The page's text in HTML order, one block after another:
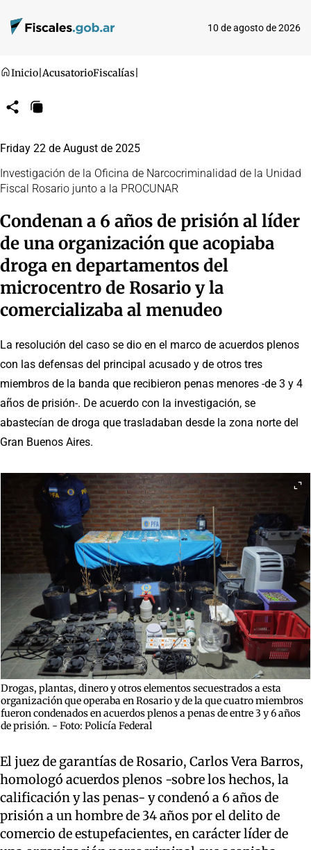
10 de agosto de 2026
Inicio AcusatorioFiscalías
CompartirCopiar
Friday 22 de August de 2025
Investigación de la Oficina de Narcocriminalidad de la Unidad
Fiscal Rosario junto a la PROCUNAR
Condenan a 6 años de prisión al líder
de una organización que acopiaba
droga en departamentos del
microcentro de Rosario y la
comercializaba al menudeo
La resolución del caso se dio en el marco de acuerdos plenos
con las defensas del principal acusado y de otros tres
miembros de la banda que recibieron penas menores -de 3 y 4
años de prisión-. De acuerdo con la investigación, se
abastecían de droga que trasladaban desde la zona norte del
Gran Buenos Aires.
Drogas, plantas, dinero y otros elementos secuestrados a esta
organización que operaba en Rosario y de la que cuatro miembros
fueron condenados en acuerdos plenos a penas de entre 3 y 6 años
de prisión. - Foto: Policía Federal
El juez de garantías de Rosario, Carlos Vera Barros,
homologó acuerdos plenos -sobre los hechos, la
calificación y las penas- y condenó a 6 años de
prisión a un hombre de 34 años por el delito de
comercio de estupefacientes, en carácter líder de